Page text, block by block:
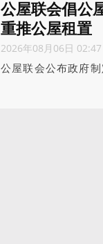
公屋联会倡公
重推公屋租置
2026年08月06日 02:47
公屋联会公布政府